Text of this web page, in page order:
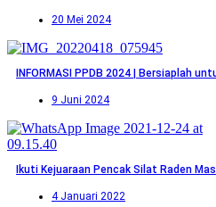
20 Mei 2024
INFORMASI PPDB 2024 | Bersiaplah
9 Juni 2024
Ikuti Kejuaraan Pencak Silat Raden
4 Januari 2022